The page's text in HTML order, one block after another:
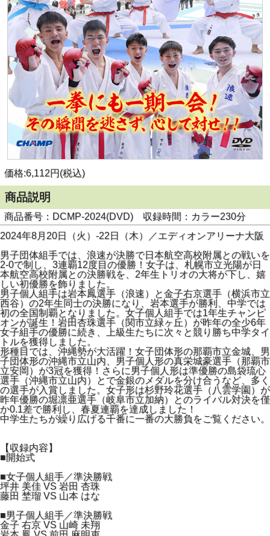
価格:6,112円(税込)
商品説明
商品番号：DCMP-2024(DVD) 収録時間：カラー230分
2024年8月20日（火）-22日（木）／エディオンアリーナ大阪
男子団体組手では、浪速が決勝で日本航空高校附属との戦いを
2-0で制し、3連覇12度目の優勝！女子は、札幌市立光陽が日
本航空高校附属との決勝戦を、2年生トリオの大将が下し、嬉
しい初優勝を飾りました。
男子個人組手は岩本鳳選手（浪速）と金子右京選手（横浜市立
西谷）の2年生同士の決勝になり、岩本選手が勝利、中学では
初の全国制覇となりました。女子個人組手では1年生チャンピ
オンが誕生！岩田杏珠選手（関市立緑ヶ丘）が昨年の全少6年
女子組手の優勝に続き、上級生たちに次々と競り勝ち中学タイ
トルを獲得しました。
形種目では、沖縄勢が大活躍！女子団体形の那覇市立金城、男
子団体形の沖縄市立山内、男子個人形の真栄城豪選手（那覇市
立安岡）が3冠を獲得！さらに男子個人形は準優勝の島袋琉心
選手（沖縄市立山内）とで金銀のメダルを分け合うなど、多く
の選手が入賞しました。女子形は杉野玲花選手（八雲学園）が
昨年優勝の堀凛亜選手（岐阜市立加納）とのライバル対決を僅
か0.1差で勝利し、春夏連覇を達成しました！
中学生たちが繰り広げる千番に一番の大勝負をご覧ください。
【収録内容】
■開始式
■女子個人組手／準決勝戦
坪井 美佳 VS 岩田 杏珠
藤田 埜瑠 VS 山本 はな
■男子個人組手／準決勝戦
金子 右京 VS 山崎 未翔